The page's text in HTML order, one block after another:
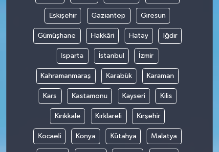
Eskişehir Gaziantep Giresun
Gümüşhane Hakkâri Hatay Iğdır
Isparta İstanbul İzmir
Kahramanmaraş Karabük Karaman
Kars Kastamonu Kayseri Kilis
Kırıkkale Kırklareli Kırşehir
Kocaeli Konya Kütahya Malatya